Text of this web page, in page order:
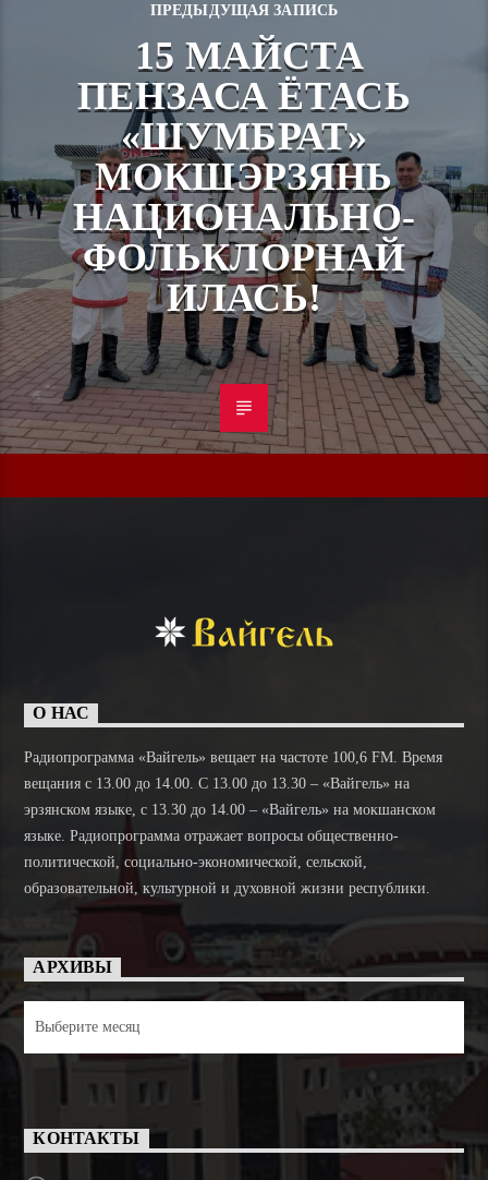
ПРЕДЫДУЩАЯ ЗАПИСЬ
15 МАЙСТА
ПЕНЗАСА ЁТАСЬ
«ШУМБРАТ»
МОКШЭРЗЯНЬ
НАЦИОНАЛЬНО-
ФОЛЬКЛОРНАЙ
ИЛАСЬ!
О НАС
Радиопрограмма «Вайгель» вещает на частоте 100,6 FM. Время
вещания с 13.00 до 14.00. C 13.00 до 13.30 – «Вайгель» на
эрзянском языке, с 13.30 до 14.00 – «Вайгель» на мокшанском
языке. Радиопрограмма отражает вопросы общественно-
политической, социально-экономической, сельской,
образовательной, культурной и духовной жизни республики.
АРХИВЫ
КОНТАКТЫ